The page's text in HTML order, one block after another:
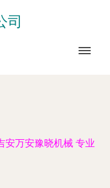
司
安万安豫晓机械 专业